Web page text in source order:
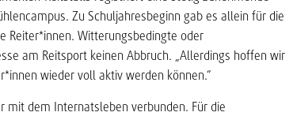
Zu Schuljahresbeginn gab es allein für die
Reiter*innen. Witterungsbedingte oder
am Reitsport keinen Abbruch. „Allerdings hoffen wir
wieder voll aktiv werden können.“
mit dem Internatsleben verbunden. Für die